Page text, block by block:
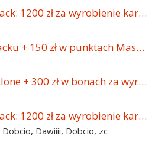
Wraca cashback: 1200 zł za wyrobienie karty kredytowej Citibanku – sama gotówka!
960 zł cashbacku + 150 zł w punktach Mastercard za założenie konta w Banku Pocztowym!
Dyson V8 Cyclone + 300 zł w bonach za wyrobienie karty kredytowej Citibanku
Wraca cashback: 1200 zł za wyrobienie karty kredytowej Citibanku – sama gotówka!
Dobcio, Dawiiii, Dobcio, zc